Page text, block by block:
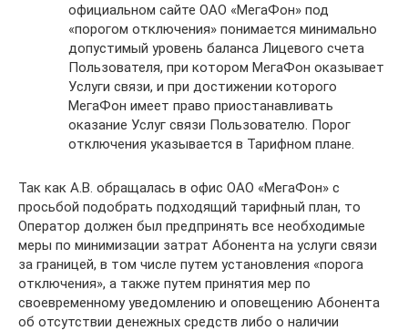
официальном сайте ОАО «МегаФон» под
«порогом отключения» понимается минимально
допустимый уровень баланса Лицевого счета
Пользователя, при котором МегаФон оказывает
Услуги связи, и при достижении которого
МегаФон имеет право приостанавливать
оказание Услуг связи Пользователю. Порог
отключения указывается в Тарифном плане.
Так как А.В. обращалась в офис ОАО «МегаФон» с
просьбой подобрать подходящий тарифный план, то
Оператор должен был предпринять все необходимые
меры по минимизации затрат Абонента на услуги связи
за границей, в том числе путем установления «порога
отключения», а также путем принятия мер по
своевременному уведомлению и оповещению Абонента
об отсутствии денежных средств либо о наличии